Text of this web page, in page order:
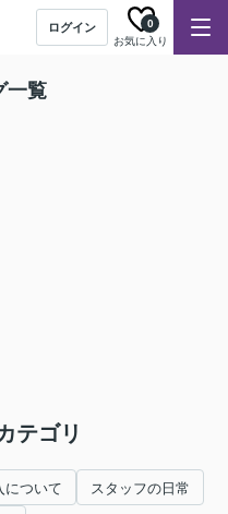
ログイン
お気に入り
0
一覧
テゴリ
について スタッフの日常